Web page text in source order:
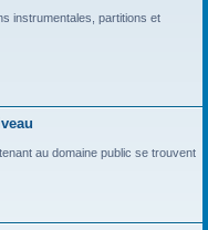
instrumentales, partitions et
au domaine public se trouvent